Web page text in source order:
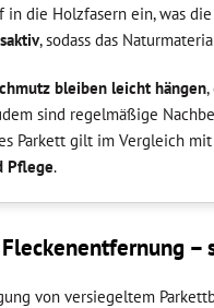
die Holzfasern ein, was
, sodass das
bleiben leicht hängen
sind regelmäßige
Parkett gilt im Vergleich
Pflege.
von versiegeltem